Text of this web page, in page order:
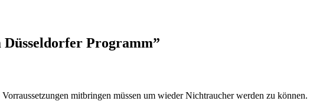
Düsseldorfer Programm”
mitbringen müssen um wieder Nichtraucher werden zu